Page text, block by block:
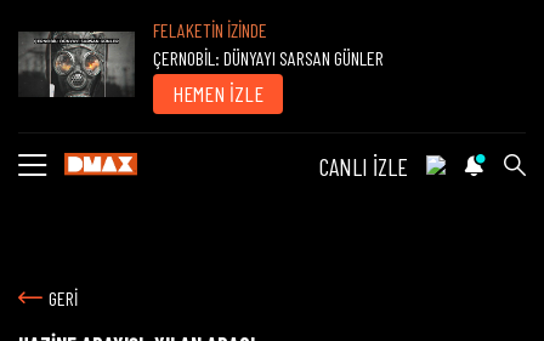
FELAKETİN İZİNDE
ÇERNOBİL: DÜNYAYI SARSAN GÜNLER
HEMEN İZLE
CANLI İZLE
GERİ